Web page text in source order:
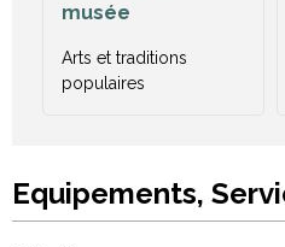
musée
Arts et traditions
populaires
Equipements,